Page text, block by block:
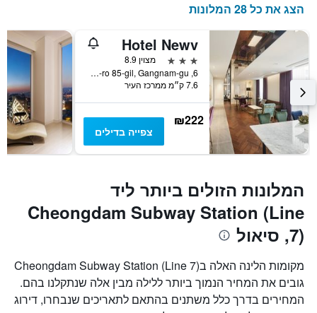
הצג את כל 28 המלונות
Hotel Newv
3 כוכבים
מצוין 8.9
6, Seolleung-ro 85-gil, Gangnam-gu, סיאול, דרום קוריאה
7.6 ק״מ ממרכז העיר
₪222
צפייה בדילים
המלונות הזולים ביותר ליד
Cheongdam Subway Station (Line
7), סיאול
מקומות הלינה האלה בCheongdam Subway Station (Line 7)
גובים את המחיר הנמוך ביותר ללילה מבין אלה שנתקלנו בהם.
המחירים בדרך כלל משתנים בהתאם לתאריכים שנבחרו, דירוג